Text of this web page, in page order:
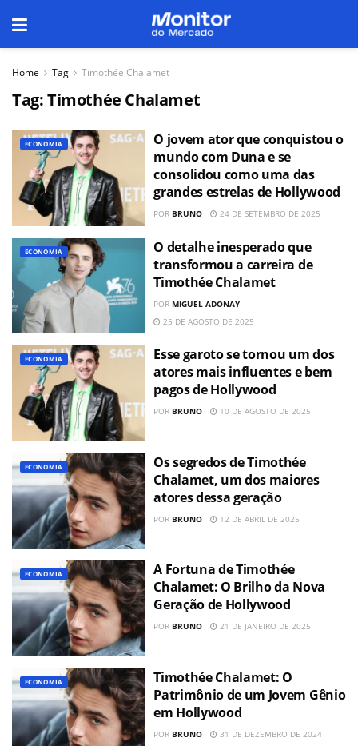
Home Tag Timothée Chalamet
Tag:Timothée Chalamet
ECONOMIA
O jovem ator que conquistou o
mundo com Duna e se
consolidou como uma das
grandes estrelas de Hollywood
POR BRUNO 24 DE SETEMBRO DE 2025
ECONOMIA
O detalhe inesperado que
transformou a carreira de
Timothée Chalamet
POR MIGUEL ADONAY
25 DE AGOSTO DE 2025
ECONOMIA
Esse garoto se tornou um dos
atores mais influentes e bem
pagos de Hollywood
POR BRUNO 10 DE AGOSTO DE 2025
ECONOMIA
Os segredos de Timothée
Chalamet, um dos maiores
atores dessa geração
POR BRUNO 12 DE ABRIL DE 2025
ECONOMIA
A Fortuna de Timothée
Chalamet: O Brilho da Nova
Geração de Hollywood
POR BRUNO 21 DE JANEIRO DE 2025
ECONOMIA
Timothée Chalamet: O
Patrimônio de um Jovem Gênio
em Hollywood
POR BRUNO 31 DE DEZEMBRO DE 2024